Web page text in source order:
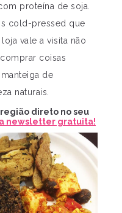
proteína de soja.
cold-pressed que
vale a visita não
coisas
de
naturais.
direto no seu
newsletter gratuita!